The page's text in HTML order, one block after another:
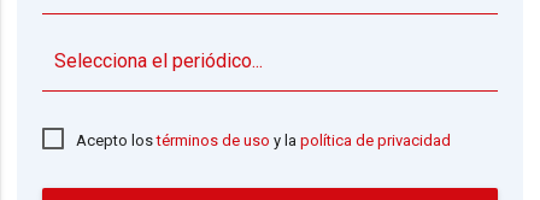
Acepto lostérminos de uso y lapolítica de privacidad